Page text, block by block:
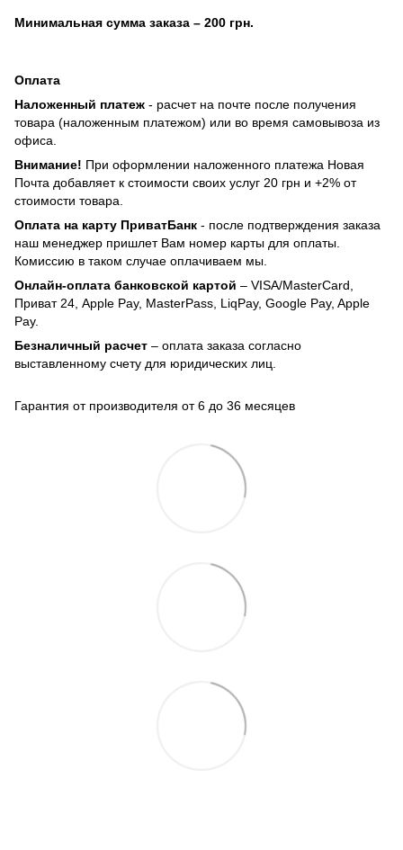
Минимальная сумма заказа – 200 грн.
Оплата
Наложенный платеж - расчет на почте после получения
товара (наложенным платежом) или во время самовывоза из
офиса.
Внимание! При оформлении наложенного платежа Новая
Почта добавляет к стоимости своих услуг 20 грн и +2% от
стоимости товара.
Оплата на карту ПриватБанк - после подтверждения заказа
наш менеджер пришлет Вам номер карты для оплаты.
Комиссию в таком случае оплачиваем мы.
Онлайн-оплата банковской картой – VISA/MasterCard,
Приват 24, Apple Pay, MasterPass, LiqPay, Google Pay, Apple
Pay.
Безналичный расчет – оплата заказа согласно
выставленному счету для юридических лиц.
Гарантия от производителя от 6 до 36 месяцев